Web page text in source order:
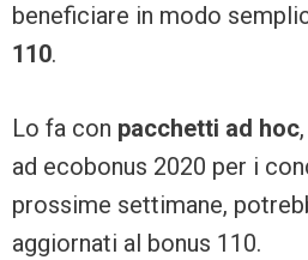
beneficiare in modo
110.
Lo fa con pacchetti ad hoc
ad ecobonus 2020 per i
prossime settimane,
aggiornati al bonus 110.